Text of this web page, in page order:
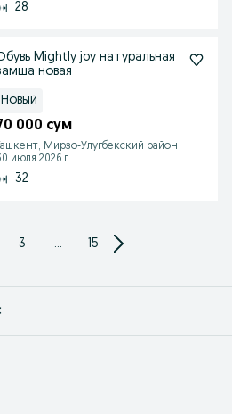
28
Mightly joy натуральная
новая
Новый
000 сум
Ташкент, Мирзо-Улугбекский район
июля 2026 г.
32
3 ... 15